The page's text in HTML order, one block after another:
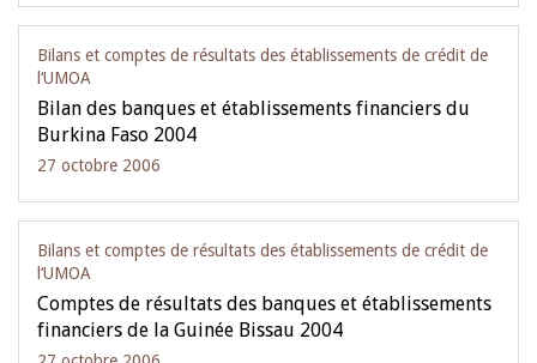
Bilans et comptes de résultats des établissements de crédit de
l‘UMOA
Bilan des banques et établissements financiers du
Burkina Faso 2004
27 octobre 2006
Bilans et comptes de résultats des établissements de crédit de
l‘UMOA
Comptes de résultats des banques et établissements
financiers de la Guinée Bissau 2004